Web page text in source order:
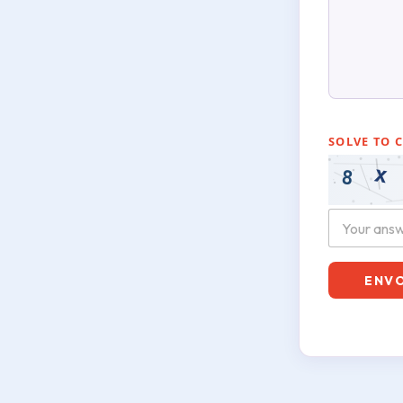
SOLVE TO